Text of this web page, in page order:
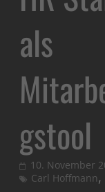
als
gstool
10. November
Carl Hoffmann,